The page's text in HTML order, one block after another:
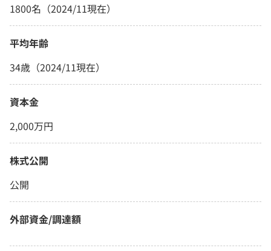
1800名（2024/11現在）
平均年齢
34歳（2024/11現在）
資本金
2,000万円
株式公開
公開
外部資金/調達額